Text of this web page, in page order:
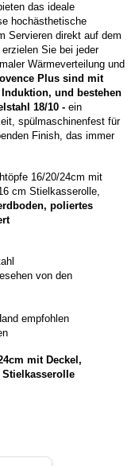
das ideale
hochästhetische
Servieren direkt auf dem
Sie bei jeder
Wärmeverteilung und
Plus sind mit
und bestehen
18/10 - ein
spülmaschinenfest für
Finish, das immer
16/20/24cm mit
cm Stielkasserolle,
poliertes
von den
empfohlen
mit Deckel,
Stielkasserolle